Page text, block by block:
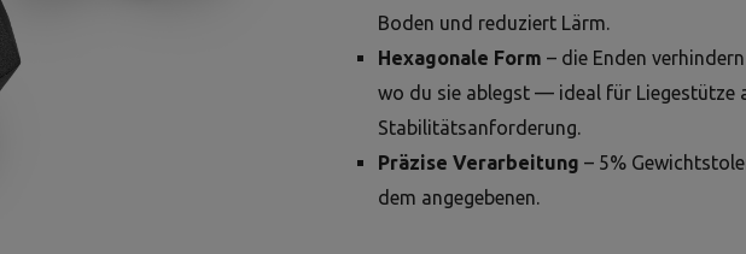
Boden und reduziert Lärm.
Hexagonale Form – die Enden
wo du sie ablegst — ideal für Liegestütze
Stabilitätsanforderung.
Präzise Verarbeitung – 5%
dem angegebenen.